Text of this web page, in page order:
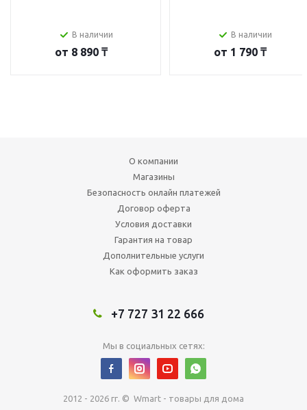
В наличии
от 8 890 ₸
В наличии
от 1 790 ₸
О компании
Магазины
Безопасность онлайн платежей
Договор оферта
Условия доставки
Гарантия на товар
Дополнительные услуги
Как оформить заказ
+7 727 31 22 666
Мы в социальных сетях:
2012 - 2026 гг. © Wmart - товары для дома